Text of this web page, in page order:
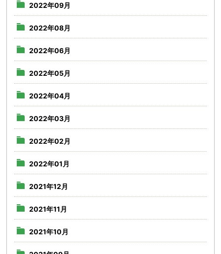
2022年09月
2022年08月
2022年06月
2022年05月
2022年04月
2022年03月
2022年02月
2022年01月
2021年12月
2021年11月
2021年10月